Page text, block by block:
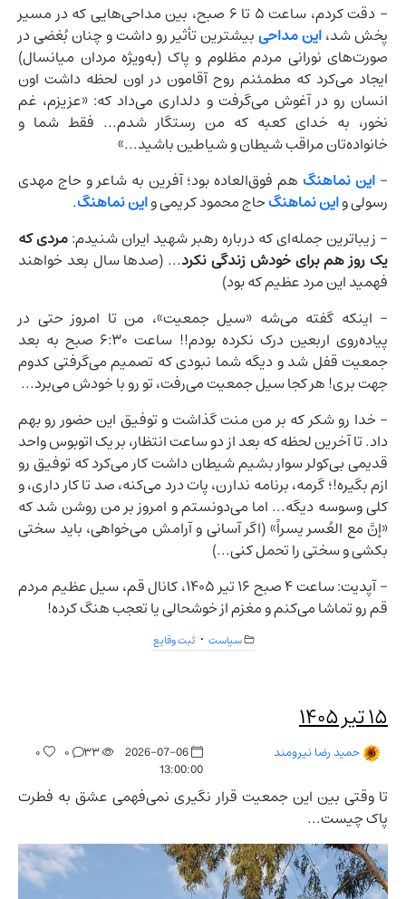
- دقت کردم، ساعت ۵ تا ۶ صبح، بین مداحی‌هایی که در مسیر
پخش شد،این مداحیبیشترین تأثیر رو داشت و چنان بُغضی در
صورت‌های نورانی مردم مظلوم و پاک (به‌ویژه مردان میانسال)
ایجاد می‌کرد که مطمئنم روح آقامون در اون لحظه داشت اون
انسان رو در آغوش می‌گرفت و دلداری می‌داد که: «عزیزم، غم
نخور، به خدای کعبه که من رستگار شدم... فقط شما و
خانواده‌تان مراقب شیطان و شیاطین باشید...»
- این نماهنگهم فوق‌العاده بود؛ آفرین به شاعر و حاج مهدی
رسولی واین نماهنگحاج محمود کریمی واین نماهنگ.
- زیباترین جمله‌ای که درباره رهبر شهید ایران شنیدم:مردی که
یک روز هم برای خودش زندگی نکرد... (صدها سال بعد خواهند
فهمید این مرد عظیم که بود)
- اینکه گفته می‌شه «سیل جمعیت»، من تا امروز حتی در
پیاده‌روی اربعین درک نکرده بودم!! ساعت ۶:۳۰ صبح به بعد
جمعیت قفل شد و دیگه شما نبودی که تصمیم می‌گرفتی کدوم
جهت بری! هر کجا سیل جمعیت می‌رفت، تو رو با خودش می‌برد...
- خدا رو شکر که بر من منت گذاشت و توفیق این حضور رو بهم
داد. تا آخرین لحظه که بعد از دو ساعت انتظار، بر یک اتوبوس واحد
قدیمی بی‌کولر سوار بشیم شیطان داشت کار می‌کرد که توفیق رو
ازم بگیره!؛ گرمه، برنامه ندارن، پات درد می‌کنه، صد تا کار داری، و
کلی وسوسه دیگه... اما می‌دونستم و امروز بر من روشن شد که
«إنَّ مع العُسر یسراً» (اگر آسانی و آرامش می‌خواهی، باید سختی
بکشی و سختی را تحمل کنی...)
- آپدیت: ساعت ۴ صبح ۱۶ تیر ۱۴۰۵، کانال قم، سیل عظیم مردم
قم رو تماشا می‌کنم و مغزم از خوشحالی یا تعجب هنگ کرده!
سیاست ثبت وقایع
۱۵ تیر ۱۴۰۵
حمید رضا نیرومند
2026-07-06
13:00:00
۳۳ ۰ ۰
تا وقتی بین این جمعیت قرار نگیری نمی‌فهمی عشق به فطرت
پاک چیست...